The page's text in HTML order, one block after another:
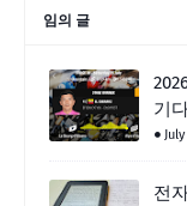
임의 글
기
전